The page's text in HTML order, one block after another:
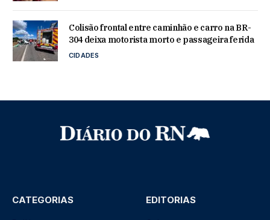
Colisão frontal entre caminhão e carro na BR-
304 deixa motorista morto e passageira ferida
CIDADES
CATEGORIAS EDITORIAS